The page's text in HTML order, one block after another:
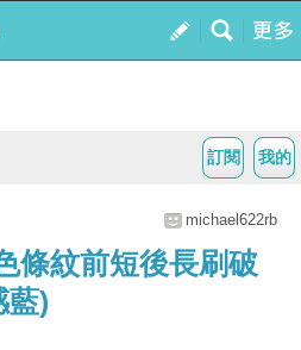
我的
訂閱
michael622rb
條紋前短後長刷破
藍)